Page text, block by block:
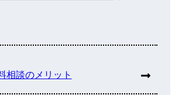
相談のメリット